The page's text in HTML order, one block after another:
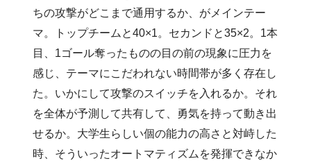
ちの攻撃がどこまで通用するか、がメインテー
マ。トップチームと40×1。セカンドと35×2。1本
目、1ゴール奪ったものの目の前の現象に圧力を
感じ、テーマにこだわれない時間帯が多く存在し
た。いかにして攻撃のスイッチを入れるか。それ
を全体が予測して共有して、勇気を持って動き出
せるか。大学生らしい個の能力の高さと対峙した
時、そういったオートマティズムを発揮できなか